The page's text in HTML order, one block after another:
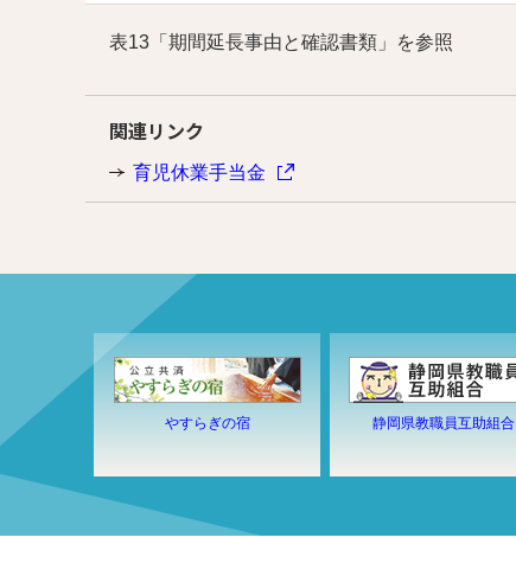
表13「期間延長事由と確認書類」を参照
関連リンク
育児休業手当金
やすらぎの宿
静岡県教職員互助組合